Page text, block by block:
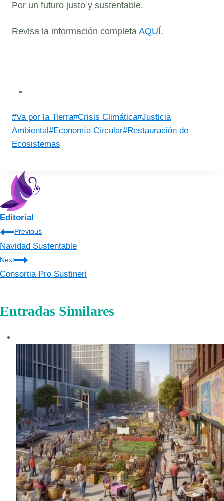
Por un futuro justo y sustentable.
Revisa la información completa AQUÍ.
Post
Tags:
#Va por la Tierra#Crisis Climática#Justicia
Ambiental#Economía Circular#Restauración de
Ecosistemas
Editorial
Navegación
de
entradas
Previous
Navidad Sustentable
Next
Consortia Pro Sustineri
Entradas Similares